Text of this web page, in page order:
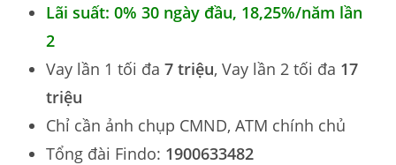
Lãi suất: 0% 30 ngày đầu, 18,25%/năm lần
2
Vay lần 1 tối đa7 triệu, Vay lần 2 tối đa 17
triệu
Chỉ cần ảnh chụp CMND, ATM chính chủ
Tổng đài Findo: 1900633482